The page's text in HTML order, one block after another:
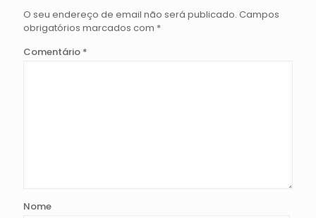
O seu endereço de email não será publicado. Campos
obrigatórios marcados com *
Comentário *
Nome